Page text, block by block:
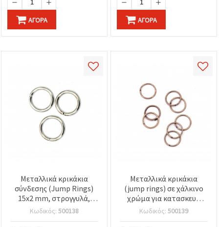
ΑΓΟΡΆ ΑΓΟΡΆ
Μεταλλικά κρικάκια
σύνδεσης (Jump Rings)
15x2 mm, στρογγυλά,
ασημί, για χειροποίητα
σκουλαρίκια, βραχιόλια
Κωδικός: 500138
Μεταλλικά κρικάκια
(jump rings) σε χάλκινο
χρώμα για κατασκευή
κοσμημάτων, 8 x 0,7 mm
- 200 τεμ.
Κωδικός: 500139